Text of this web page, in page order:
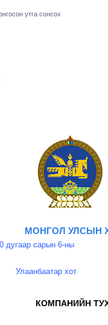
утга сонсох
МОНГОЛ УЛСЫН
дугаар сарын 6-ны
Улаанбаатар хот
КОМПАНИЙН